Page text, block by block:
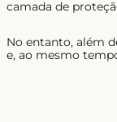
camada de
No entanto, além
e, ao mesmo